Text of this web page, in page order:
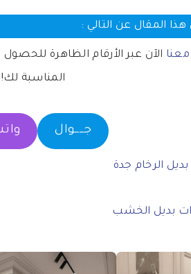
المقال عن التالي :
الآن عبر الأرقام الظاهرة
المناسبة لك!
جــــوال
الرخام جدة
بديل الخشب